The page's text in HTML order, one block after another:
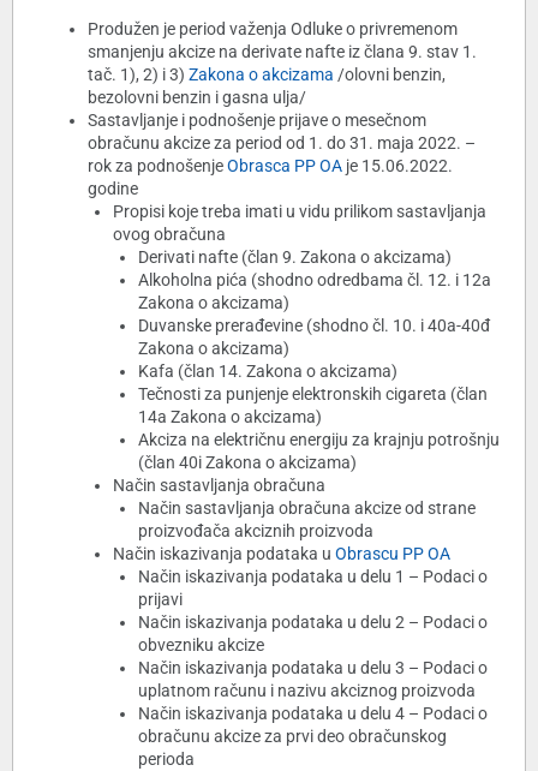
Produžen je period važenja Odluke o privremenom
smanjenju akcize na derivate nafte iz člana 9. stav 1.
tač. 1), 2) i 3) Zakona o akcizama /olovni benzin,
bezolovni benzin i gasna ulja/
Sastavljanje i podnošenje prijave o mesečnom
obračunu akcize za period od 1. do 31. maja 2022. –
rok za podnošenjeObrasca PP OA je 15.06.2022.
godine
Propisi koje treba imati u vidu prilikom sastavljanja
ovog obračuna
Derivati nafte (član 9. Zakona o akcizama)
Alkoholna pića (shodno odredbama čl. 12. i 12a
Zakona o akcizama)
Duvanske prerađevine (shodno čl. 10. i 40a-40đ
Zakona o akcizama)
Kafa (član 14. Zakona o akcizama)
Tečnosti za punjenje elektronskih cigareta (član
14a Zakona o akcizama)
Akciza na električnu energiju za krajnju potrošnju
(član 40i Zakona o akcizama)
Način sastavljanja obračuna
Način sastavljanja obračuna akcize od strane
proizvođača akciznih proizvoda
Način iskazivanja podataka u Obrascu PP OA
Način iskazivanja podataka u delu 1 – Podaci o
prijavi
Način iskazivanja podataka u delu 2 – Podaci o
obvezniku akcize
Način iskazivanja podataka u delu 3 – Podaci o
uplatnom računu i nazivu akciznog proizvoda
Način iskazivanja podataka u delu 4 – Podaci o
obračunu akcize za prvi deo obračunskog
perioda